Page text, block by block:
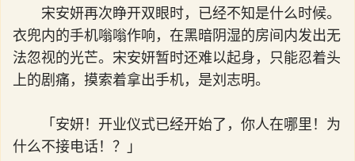
宋安妍再次睁开双眼时，已经不知是什么时候。
衣兜内的手机嗡嗡作响，在黑暗阴湿的房间内发出无
法忽视的光芒。宋安妍暂时还难以起身，只能忍着头
上的剧痛，摸索着拿出手机，是刘志明。
「安妍！开业仪式已经开始了，你人在哪里！为
什么不接电话！？」